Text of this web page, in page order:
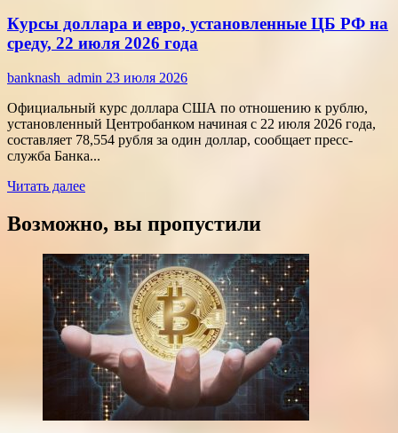
финансы:
скорость
против
переплат
Курсы доллара и евро, установленные ЦБ РФ на
среду, 22 июля 2026 года
banknash_admin 23 июля 2026
Официальный курс доллара США по отношению к рублю,
установленный Центробанком начиная с 22 июля 2026 года,
составляет 78,554 рубля за один доллар, сообщает пресс-
служба Банка...
Читать далееПрочитать
Курсы
и
евро,
установленные
ЦБ
РФ
на
среду,
22
июля
2026
года
Возможно, вы пропустили